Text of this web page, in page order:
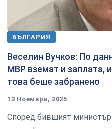
БЪЛГАРИЯ
Веселин Вучков: По
МВР вземат и заплата,
това беше забранено
13 Ноември, 2025
Според бившият